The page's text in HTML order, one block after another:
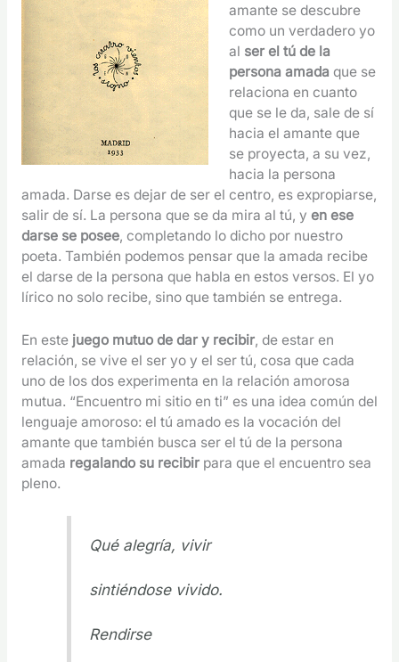
amante se descubre
como un verdadero yo
al ser el tú de la
persona amada que se
relaciona en cuanto
que se le da, sale de sí
hacia el amante que
se proyecta, a su vez,
hacia la persona
amada. Darse es dejar de ser el centro, es expropiarse,
salir de sí. La persona que se da mira al tú, y en ese
darse se posee, completando lo dicho por nuestro
poeta. También podemos pensar que la amada recibe
el darse de la persona que habla en estos versos. El yo
lírico no solo recibe, sino que también se entrega.
En estejuego mutuo de dar y recibir, de estar en
relación, se vive el ser yo y el ser tú, cosa que cada
uno de los dos experimenta en la relación amorosa
mutua. “Encuentro mi sitio en ti” es una idea común del
lenguaje amoroso: el tú amado es la vocación del
amante que también busca ser el tú de la persona
amada regalando su recibirpara que el encuentro sea
pleno.
Qué alegría, vivir
sintiéndose vivido.
Rendirse